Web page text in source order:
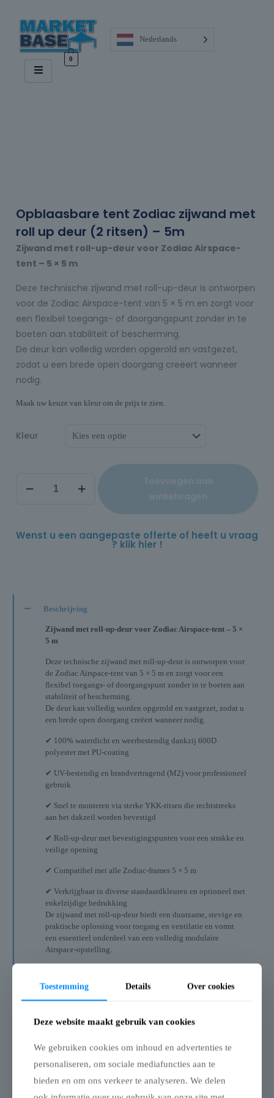
0
Nederlands
Opblaasbare tent Zodiac zijwand met
roll up deur (2 ritsen) – 5m
Zijwand met roll-up-deur voor Zodiac Airspace-
tent – 5 × 5 m
Deze technische zijwand met roll-up-deur is ontworpen
voor de Zodiac Airspace-tent van 5 × 5 m en zorgt voor
een flexibel toegangs- of doorgangspunt zonder in te
boeten aan stabiliteit of bescherming.
De deur kan volledig worden opgerold en vastgezet,
zodat u een brede open doorgang creëert wanneer
nodig.
Maak uw keuze van kleur om de prijs te zien.
Kleur
Wenst u een aangepaste offerte of heeft u vraag
? klik hier !
Beschrijving
Zijwand met roll-up-deur voor Zodiac Airspace-tent – 5 ×
5 m
Deze technische zijwand met roll-up-deur is ontworpen voor
de Zodiac Airspace-tent van 5 × 5 m en zorgt voor een
flexibel toegangs- of doorgangspunt zonder in te boeten aan
stabiliteit of bescherming.
De deur kan volledig worden opgerold en vastgezet, zodat u
een brede open doorgang creëert wanneer nodig.
✔ 100% waterdicht en weerbestendig dankzij 600D
polyester met PU-coating
✔ UV-bestendig en brandvertragend (M2) voor professioneel
gebruik
✔ Snel te monteren via sterke YKK-ritsen die rechtstreeks
aan het dakzeil worden bevestigd
✔ Roll-up-deur met bevestigingspunten voor een strakke en
veilige opening
✔ Compatibel met alle Zodiac-frames 5 × 5 m
✔ Verkrijgbaar in diverse standaardkleuren en optioneel met
enkelzijdige bedrukking
De zijwand met roll-up-deur biedt een duurzame, stevige en
praktische oplossing voor toegang en ventilatie en vormt
een essentieel onderdeel van een volledig modulaire
Airspace-opstelling.
Aanvullende informatie
Gerelateerde producten
Toestemming Details Over cookies
Deze website maakt gebruik van cookies
We gebruiken cookies om inhoud en advertenties te
personaliseren, om sociale mediafuncties aan te
bieden en om ons verkeer te analyseren. We delen